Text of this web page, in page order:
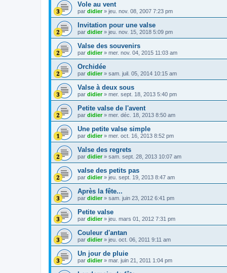
Vole au vent
par didier» jeu. nov. 08, 2007 7:23 pm
Invitation pour une valse
par didier» jeu. nov. 15, 2018 5:09 pm
Valse des souvenirs
par didier» mer. nov. 04, 2015 11:03 am
Orchidée
par didier» sam. juil. 05, 2014 10:15 am
Valse à deux sous
par didier» mer. sept. 18, 2013 5:40 pm
Petite valse de l'avent
par didier» mer. déc. 18, 2013 8:50 am
Une petite valse simple
par didier» mer. oct. 16, 2013 8:52 pm
Valse des regrets
par didier» sam. sept. 28, 2013 10:07 am
valse des petits pas
par didier» jeu. sept. 19, 2013 8:47 am
Après la fête...
par didier» sam. juin 23, 2012 6:41 pm
Petite valse
par didier» jeu. mars 01, 2012 7:31 pm
Couleur d'antan
par didier» jeu. oct. 06, 2011 9:11 am
Un jour de pluie
par didier» mar. juin 21, 2011 1:04 pm